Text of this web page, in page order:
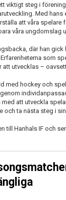
viktigt steg i
Med
att våra
våra ungdomslag
där han
som
utvecklas – oavsett
med hockey och
att utveckla
ta nästa steg i sin
till Hanhals IF och